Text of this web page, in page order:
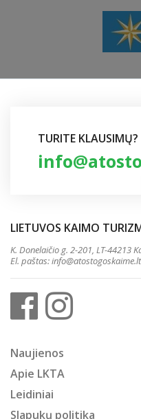
TURITE KLAUSIMŲ?
LIETUVOS KAIMO
K. Donelaičio g. 2-201, LT-44213
El. paštas:info@atostogoskaime.lt
Naujienos
Apie LKTA
Leidiniai
Slapukų politika